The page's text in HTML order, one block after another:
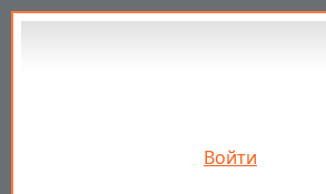
Перейти к основному содержанию
Войти